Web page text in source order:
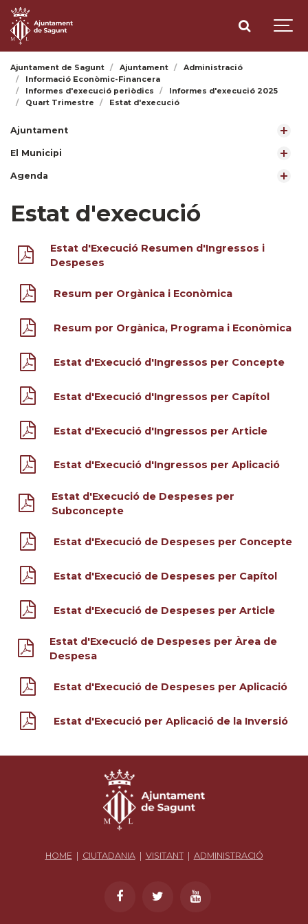
Ajuntament de Sagunt Ajuntament
Administració
Informació Econòmic-Financera
Informes d'execució periòdics
Informes d'execució 2025
Quart Trimestre
Estat d'execució
Ajuntament
El Municipi
Agenda
Estat d'execució
Estat d'Execució Resumen d'Ingressos i
Despeses
Resum per Orgànica i Econòmica
Resum por Orgànica, Programa i Econòmica
Estat d'Execució d'Ingressos per Concepte
Estat d'Execució d'Ingressos per Capítol
Estat d'Execució d'Ingressos per Article
Estat d'Execució d'Ingressos per Aplicació
Estat d'Execució de Despeses per
Subconcepte
Estat d'Execució de Despeses per Concepte
Estat d'Execució de Despeses per Capítol
Estat d'Execució de Despeses per Article
Estat d'Execució de Despeses per Àrea de
Despesa
Estat d'Execució de Despeses per Aplicació
Estat d'Execució per Aplicació de la Inversió
HOME| CIUTADANIA| VISITANT| ADMINISTRACIÓ